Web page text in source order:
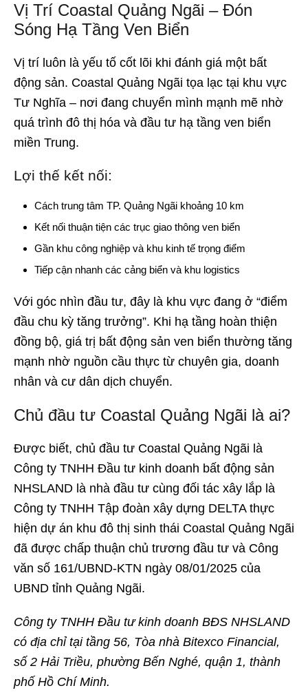
Vị Trí Coastal Quảng Ngãi – Đón
Sóng Hạ Tầng Ven Biển
Vị trí luôn là yếu tố cốt lõi khi đánh giá một bất
động sản. Coastal Quảng Ngãi tọa lạc tại khu vực
Tư Nghĩa – nơi đang chuyển mình mạnh mẽ nhờ
quá trình đô thị hóa và đầu tư hạ tầng ven biển
miền Trung.
Lợi thế kết nối:
Cách trung tâm TP. Quảng Ngãi khoảng 10 km
Kết nối thuận tiện các trục giao thông ven biển
Gần khu công nghiệp và khu kinh tế trọng điểm
Tiếp cận nhanh các cảng biển và khu logistics
Với góc nhìn đầu tư, đây là khu vực đang ở “điểm
đầu chu kỳ tăng trưởng”. Khi hạ tầng hoàn thiện
đồng bộ, giá trị bất động sản ven biển thường tăng
mạnh nhờ nguồn cầu thực từ chuyên gia, doanh
nhân và cư dân dịch chuyển.
Chủ đầu tư Coastal Quảng Ngãi là ai?
Được biết, chủ đầu tư Coastal Quảng Ngãi là
Công ty TNHH Đầu tư kinh doanh bất động sản
NHSLAND là nhà đầu tư cùng đối tác xây lắp là
Công ty TNHH Tập đoàn xây dựng DELTA thực
hiện dự án khu đô thị sinh thái Coastal Quảng Ngãi
đã được chấp thuận chủ trương đầu tư và Công
văn số 161/UBND-KTN ngày 08/01/2025 của
UBND tỉnh Quảng Ngãi.
Công ty TNHH Đầu tư kinh doanh BĐS NHSLAND
có địa chỉ tại tầng 56, Tòa nhà Bitexco Financial,
số 2 Hải Triều, phường Bến Nghé, quận 1, thành
phố Hồ Chí Minh.